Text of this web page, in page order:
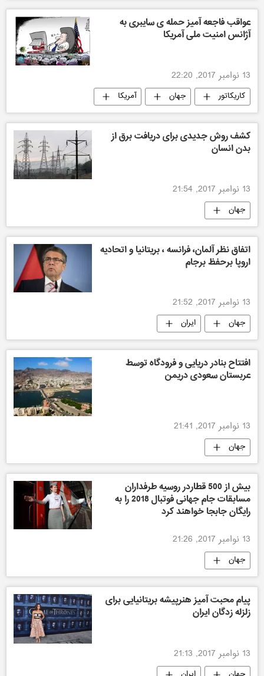
عواقب فاجعه آمیز حمله ی سایبری به
آژانس امنیت ملی آمریکا
13 نوامبر 2017, 22:20
کاریکاتور جهان آمریکا
کشف روش جدیدی برای دریافت برق از
بدن انسان
13 نوامبر 2017, 21:54
جهان
اتفاق نظر آلمان، فرانسه ، بریتانیا و اتحادیه
اروپا برحفظ برجام
13 نوامبر 2017, 21:52
جهان ایران
افتتاح بنادر دریایی و فرودگاه توسط
عربستان سعودی دریمن
13 نوامبر 2017, 21:41
جهان
بیش از 500 قطاردر روسیه طرفداران
مسابقات جام جهانی فوتبال 2018 را به
رایگان جابجا خواهند کرد
13 نوامبر 2017, 21:26
جهان
پیام محبت آمیز هنرپیشه بریتانیایی برای
زلزله زدگان ایران
13 نوامبر 2017, 21:13